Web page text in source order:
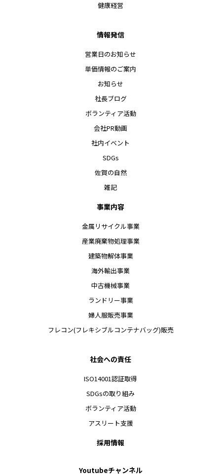
健康経営
情報発信
営業日のお知らせ
単価情報のご案内
お知らせ
社長ブログ
ボランティア活動
会社PR動画
社内イベント
SDGs
佐賀の自然
雑記
事業内容
金属リサイクル事業
産業廃棄物処理事業
建築物解体事業
海外輸出事業
中古機械事業
ランドリー事業
婦人服販売事業
フレコン(フレキシブルコンテナバッグ)販売
社会への責任
ISO14001認証取得
SDGsの取り組み
ボランティア活動
アスリート支援
採用情報
Youtubeチャンネル